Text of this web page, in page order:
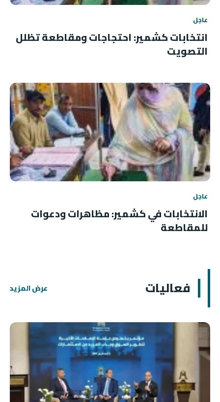
عاجل
انتخابات كشمير: احتجاجات ومقاطعة تظلل
التصويت
عاجل
الانتخابات في كشمير: مظاهرات ودعوات
للمقاطعة
فعاليات عرض المزيد